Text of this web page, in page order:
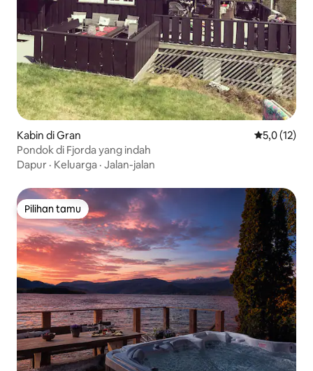
Kabin di Gran Nilai rata-
5,0 (12)
Pondok di Fjorda yang indah
Dapur · Keluarga · Jalan-jalan
Pilihan tamu
Pilihan tamu